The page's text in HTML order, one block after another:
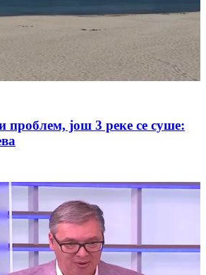
проблем, још 3 реке се суше: